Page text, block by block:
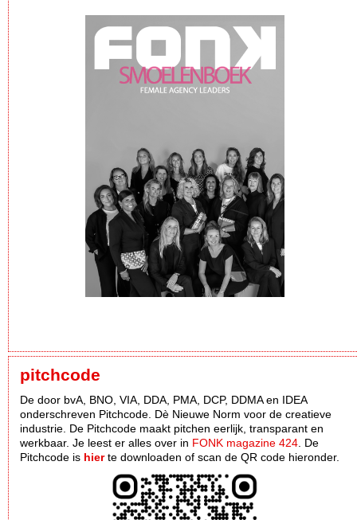
pitchcode
De door bvA, BNO, VIA, DDA, PMA, DCP, DDMA en IDEA
onderschreven Pitchcode. Dè Nieuwe Norm voor de creatieve
industrie. De Pitchcode maakt pitchen eerlijk, transparant en
werkbaar. Je leest er alles over in FONK magazine 424 . De
Pitchcode is hierte downloaden of scan de QR code hieronder.